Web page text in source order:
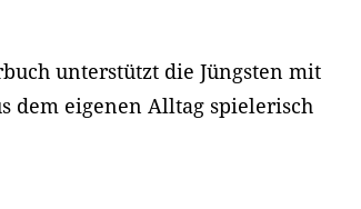
unterstützt die Jüngsten mit
dem eigenen Alltag spielerisch